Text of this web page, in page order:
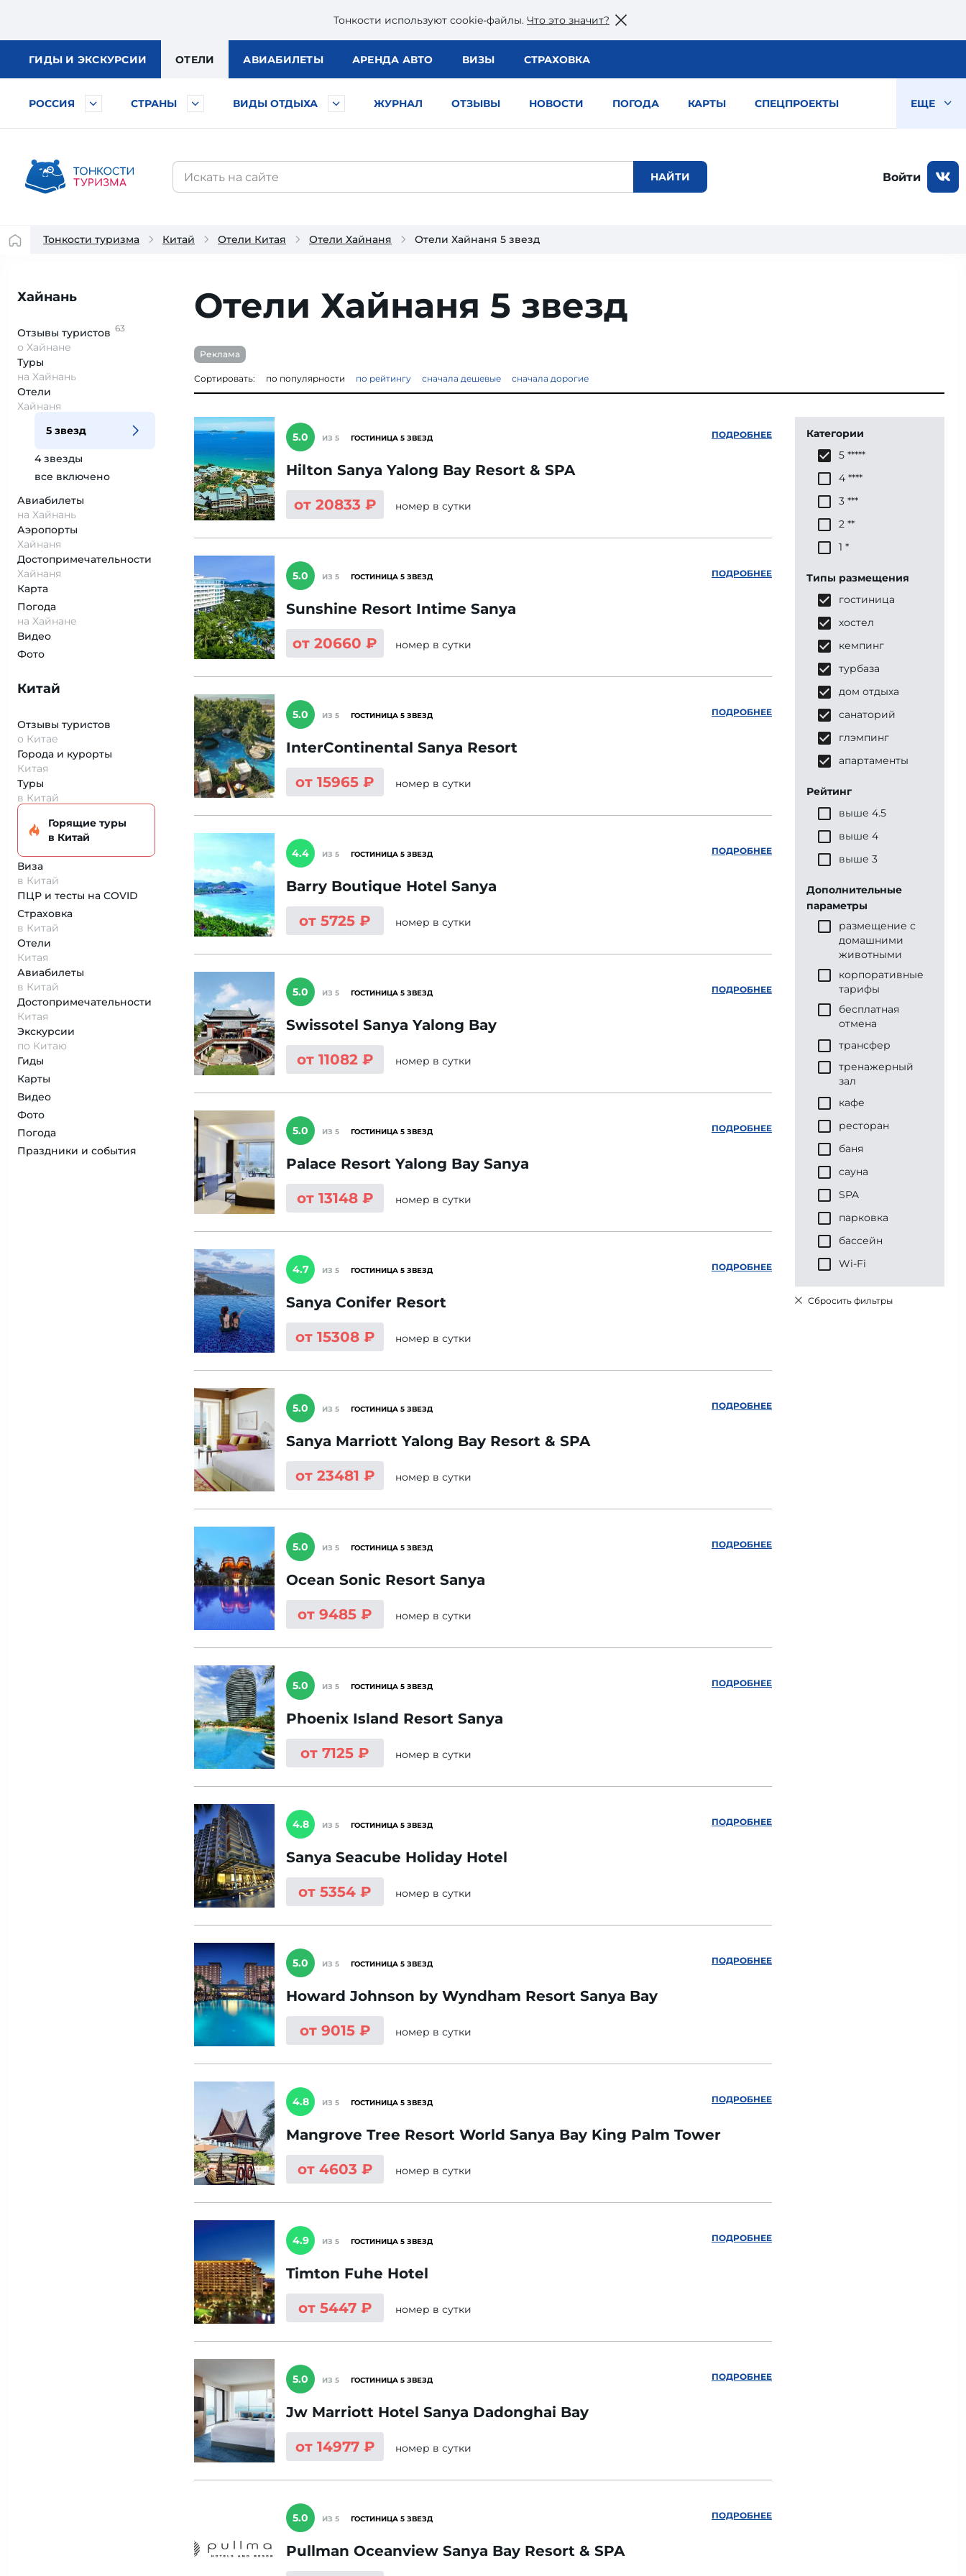
Тонкости используют сookie-файлы. Что это значит?
ГИДЫ И ЭКСКУРСИИ ОТЕЛИ АВИАБИЛЕТЫ АРЕНДА АВТО ВИЗЫ СТРАХОВКА
РОССИЯ СТРАНЫ ВИДЫ ОТДЫХА ЖУРНАЛ ОТЗЫВЫ НОВОСТИ ПОГОДА КАРТЫ СПЕЦПРОЕКТЫ ЕЩЕ
Войти
Тонкости туризма Китай Отели Китая Отели Хайнаня Отели Хайнаня 5 звезд
Хайнань
Отзывы туристов 63
о Хайнане
Туры
на Хайнань
Отели
Хайнаня
5 звезд
4 звезды
все включено
Авиабилеты
на Хайнань
Аэропорты
Хайнаня
Достопримеча­тельности
Хайнаня
Карта
Погода
на Хайнане
Видео
Фото
Китай
Отзывы туристов
о Китае
Города и курорты
Китая
Туры
в Китай
Горящие туры
в Китай
Виза
в Китай
ПЦР и тесты на COVID
Страховка
в Китай
Отели
Китая
Авиабилеты
в Китай
Достопримеча­тельности
Китая
Экскурсии
по Китаю
Гиды
Карты
Видео
Фото
Погода
Праздники и события
Отели Хайнаня 5 звезд
Реклама
Сортировать: по популярности по рейтингу сначала дешевые сначала дорогие
5.0 ИЗ 5 ГОСТИНИЦА 5 ЗВЕЗД
Hilton Sanya Yalong Bay Resort & SPA
от 20833 ₽
номер в сутки
ПОДРОБНЕЕ
5.0 ИЗ 5 ГОСТИНИЦА 5 ЗВЕЗД
Sunshine Resort Intime Sanya
от 20660 ₽
номер в сутки
ПОДРОБНЕЕ
5.0 ИЗ 5 ГОСТИНИЦА 5 ЗВЕЗД
InterContinental Sanya Resort
от 15965 ₽
номер в сутки
ПОДРОБНЕЕ
4.4 ИЗ 5 ГОСТИНИЦА 5 ЗВЕЗД
Barry Boutique Hotel Sanya
от 5725 ₽
номер в сутки
ПОДРОБНЕЕ
5.0 ИЗ 5 ГОСТИНИЦА 5 ЗВЕЗД
Swissotel Sanya Yalong Bay
от 11082 ₽
номер в сутки
ПОДРОБНЕЕ
5.0 ИЗ 5 ГОСТИНИЦА 5 ЗВЕЗД
Palace Resort Yalong Bay Sanya
от 13148 ₽
номер в сутки
ПОДРОБНЕЕ
4.7 ИЗ 5 ГОСТИНИЦА 5 ЗВЕЗД
Sanya Conifer Resort
от 15308 ₽
номер в сутки
ПОДРОБНЕЕ
5.0 ИЗ 5 ГОСТИНИЦА 5 ЗВЕЗД
Sanya Marriott Yalong Bay Resort & SPA
от 23481 ₽
номер в сутки
ПОДРОБНЕЕ
5.0 ИЗ 5 ГОСТИНИЦА 5 ЗВЕЗД
Ocean Sonic Resort Sanya
от 9485 ₽
номер в сутки
ПОДРОБНЕЕ
5.0 ИЗ 5 ГОСТИНИЦА 5 ЗВЕЗД
Phoenix Island Resort Sanya
от 7125 ₽
номер в сутки
ПОДРОБНЕЕ
4.8 ИЗ 5 ГОСТИНИЦА 5 ЗВЕЗД
Sanya Seacube Holiday Hotel
от 5354 ₽
номер в сутки
ПОДРОБНЕЕ
5.0 ИЗ 5 ГОСТИНИЦА 5 ЗВЕЗД
Howard Johnson by Wyndham Resort Sanya Bay
от 9015 ₽
номер в сутки
ПОДРОБНЕЕ
4.8 ИЗ 5 ГОСТИНИЦА 5 ЗВЕЗД
Mangrove Tree Resort World Sanya Bay King Palm Tower
от 4603 ₽
номер в сутки
ПОДРОБНЕЕ
4.9 ИЗ 5 ГОСТИНИЦА 5 ЗВЕЗД
Timton Fuhe Hotel
от 5447 ₽
номер в сутки
ПОДРОБНЕЕ
5.0 ИЗ 5 ГОСТИНИЦА 5 ЗВЕЗД
Jw Marriott Hotel Sanya Dadonghai Bay
от 14977 ₽
номер в сутки
ПОДРОБНЕЕ
5.0 ИЗ 5 ГОСТИНИЦА 5 ЗВЕЗД
Pullman Oceanview Sanya Bay Resort & SPA
ПОДРОБНЕЕ
Категории
5 *****
4 ****
3 ***
2 **
1 *
Типы размещения
гостиница
хостел
кемпинг
турбаза
дом отдыха
санаторий
глэмпинг
апартаменты
Рейтинг
выше 4.5
выше 4
выше 3
Дополнительные
параметры
размещение с
домашними
животными
корпоративные
тарифы
бесплатная
отмена
трансфер
тренажерный
зал
кафе
ресторан
баня
сауна
SPA
парковка
бассейн
Wi-Fi
Сбросить фильтры